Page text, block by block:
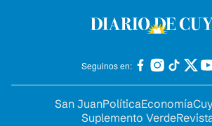
Seguinos en:
San JuanPolíticaEconomía
Suplemento Verde